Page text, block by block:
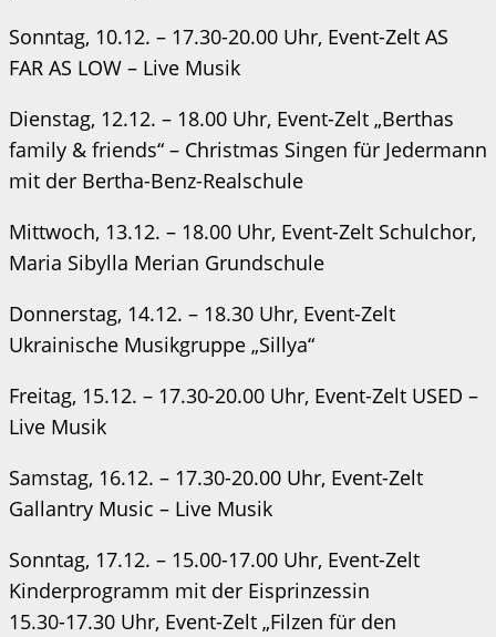
Sonntag, 10.12. – 17.30-20.00 Uhr, Event-Zelt AS
FAR AS LOW – Live Musik
Dienstag, 12.12. – 18.00 Uhr, Event-Zelt „Berthas
family & friends“ – Christmas Singen für Jedermann
mit der Bertha-Benz-Realschule
Mittwoch, 13.12. – 18.00 Uhr, Event-Zelt Schulchor,
Maria Sibylla Merian Grundschule
Donnerstag, 14.12. – 18.30 Uhr, Event-Zelt
Ukrainische Musikgruppe „Sillya“
Freitag, 15.12. – 17.30-20.00 Uhr, Event-Zelt USED –
Live Musik
Samstag, 16.12. – 17.30-20.00 Uhr, Event-Zelt
Gallantry Music – Live Musik
Sonntag, 17.12. – 15.00-17.00 Uhr, Event-Zelt
Kinderprogramm mit der Eisprinzessin
15.30-17.30 Uhr, Event-Zelt „Filzen für den